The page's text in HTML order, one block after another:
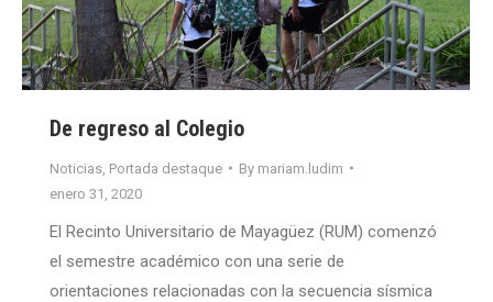
De regreso al Colegio
Noticias Portada destaque By mariam.ludim
enero 31, 2020
El Recinto Universitario de Mayagüez (RUM) comenzó
el semestre académico con una serie de
orientaciones relacionadas con la secuencia sísmica